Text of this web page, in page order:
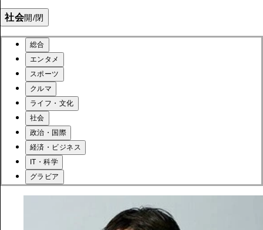
社会開/閉
総合
エンタメ
スポーツ
クルマ
ライフ・文化
社会
政治・国際
経済・ビジネス
IT・科学
グラビア